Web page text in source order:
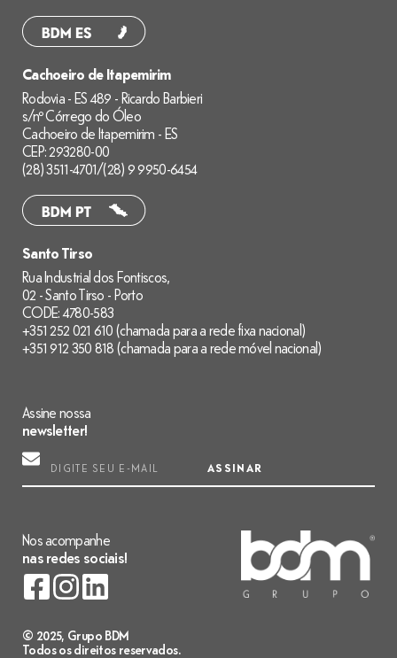
Cachoeiro de Itapemirim
Rodovia - ES 489 - Ricardo Barbieri
s/nº Córrego do Óleo
Cachoeiro de Itapemirim - ES
CEP: 293280-00
(28) 3511-4701/(28) 9 9950-6454
Santo Tirso
Rua Industrial dos Fontiscos,
02 - Santo Tirso - Porto
CODE: 4780-583
+351 252 021 610 (chamada para a rede fixa nacional)
+351 912 350 818 (chamada para a rede móvel nacional)
Assine nossa
newsletter!
ASSINAR
Nos acompanhe
nas redes sociais!
© 2025, Grupo BDM
Todos os direitos reservados.